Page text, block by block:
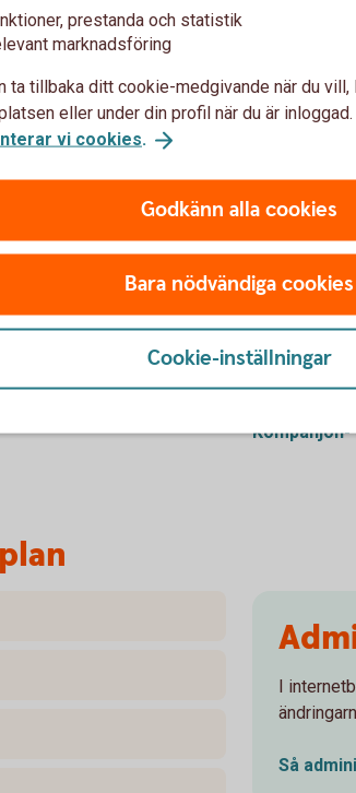
själv.
Boka
I
Så
prestanda och statistik
marknadsföring
ta tillbaka ditt cookie-medgivande när du vill,
eller under din profil när du är inloggad.
vi cookies.
Godkänn alla cookies
Bara nödvändiga cookies
Cookie-inställningar